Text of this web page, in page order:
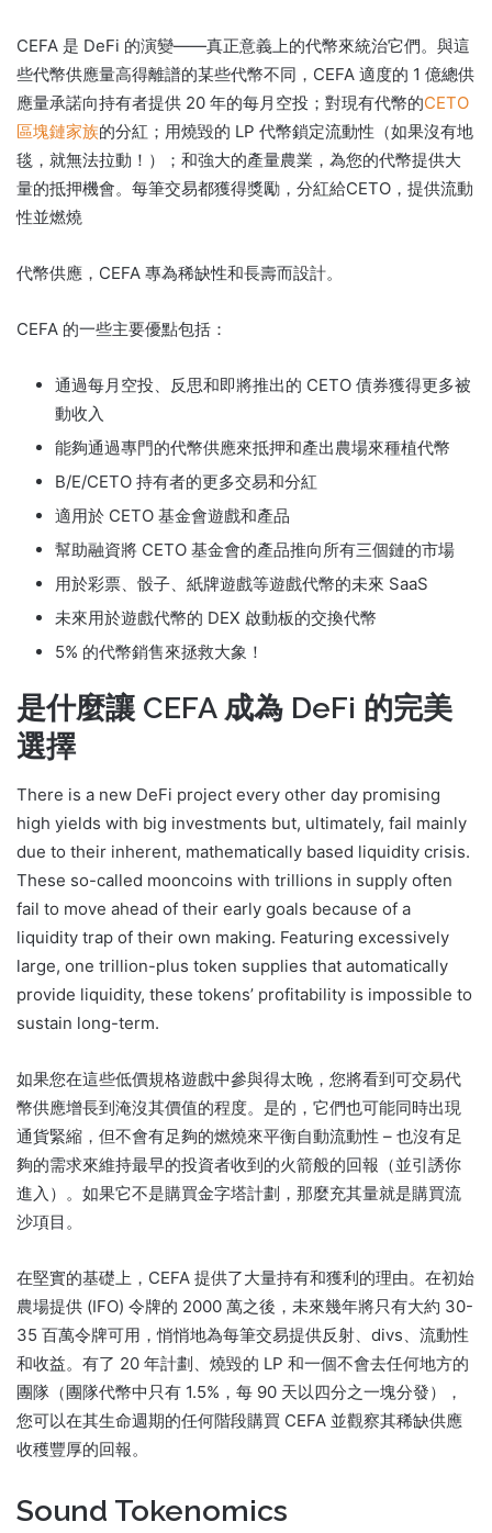
CEFA 是 DeFi 的演變——真正意義上的代幣來統治它們。 與這
些代幣供應量高得離譜的某些代幣不同，CEFA 適度的 1 億總供
應量承諾向持有者提供 20 年的每月空投； 對現有代幣的CETO
區塊鏈家族的分紅 ； 用燒毀的 LP 代幣鎖定流動性（如果沒有地
毯，就無法拉動！）； 和強大的產量農業，為您的代幣提供大
量的抵押機會。 每筆交易都獲得獎勵，分紅給CETO，提供流動
性並燃燒
代幣供應，CEFA 專為稀缺性和長壽而設計。
CEFA 的一些主要優點包括：
通過每月空投、反思和即將推出的 CETO 債券獲得更多被
動收入
能夠通過專門的代幣供應來抵押和產出農場來種植代幣
B/E/CETO 持有者的更多交易和分紅
適用於 CETO 基金會遊戲和產品
幫助融資將 CETO 基金會的產品推向所有三個鏈的市場
用於彩票、骰子、紙牌遊戲等遊戲代幣的未來 SaaS
未來用於遊戲代幣的 DEX 啟動板的交換代幣
5% 的代幣銷售來拯救大象！
是什麼讓 CEFA 成為 DeFi 的完美
選擇
There is a new DeFi project every other day promising
high yields with big investments but, ultimately, fail mainly
due to their inherent, mathematically based liquidity crisis.
These so-called mooncoins with trillions in supply often
fail to move ahead of their early goals because of a
liquidity trap of their own making. Featuring excessively
large, one trillion-plus token supplies that automatically
provide liquidity, these tokens’ profitability is impossible to
sustain long-term.
如果您在這些低價規格遊戲中參與得太晚，您將看到可交易代
幣供應增長到淹沒其價值的程度。 是的，它們也可能同時出現
通貨緊縮，但不會有足夠的燃燒來平衡自動流動性 – 也沒有足
夠的需求來維持最早的投資者收到的火箭般的回報（並引誘你
進入）。 如果它不是購買金字塔計劃，那麼充其量就是購買流
沙項目。
在堅實的基礎上，CEFA 提供了大量持有和獲利的理由。 在初始
農場提供 (IFO) 令牌的 2000 萬之後，未來幾年將只有大約 30-
35 百萬令牌可用，悄悄地為每筆交易提供反射、divs、流動性
和收益。 有了 20 年計劃、燒毀的 LP 和一個不會去任何地方的
團隊（團隊代幣中只有 1.5%，每 90 天以四分之一塊分發），
您可以在其生命週期的任何階段購買 CEFA 並觀察其稀缺供應
收穫豐厚的回報。
Sound Tokenomics